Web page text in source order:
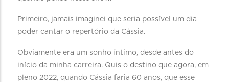
Primeiro, jamais imaginei que seria possível um dia
poder cantar o repertório da Cássia.
Obviamente era um sonho íntimo, desde antes do
início da minha carreira. Quis o destino que agora, em
pleno 2022, quando Cássia faria 60 anos, que esse